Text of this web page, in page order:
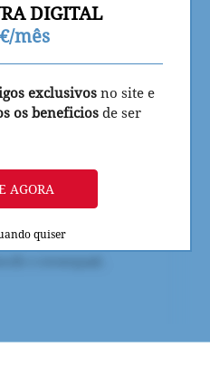
DIGITAL
mês
exclusivos no site e
os beneficios de ser
AGORA
quiser